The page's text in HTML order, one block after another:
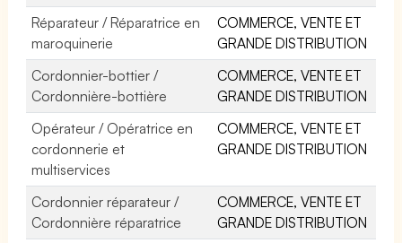
Réparateur / Réparatrice en
maroquinerie
COMMERCE, VENTE ET
GRANDE DISTRIBUTION
Cordonnier-bottier /
Cordonnière-bottière
COMMERCE, VENTE ET
GRANDE DISTRIBUTION
Opérateur / Opératrice en
cordonnerie et
multiservices
COMMERCE, VENTE ET
GRANDE DISTRIBUTION
Cordonnier réparateur /
Cordonnière réparatrice
COMMERCE, VENTE ET
GRANDE DISTRIBUTION